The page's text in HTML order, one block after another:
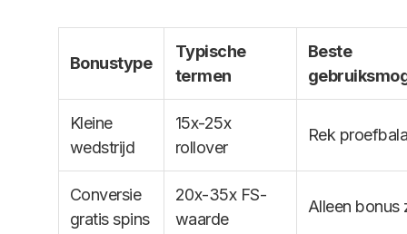
Bonustype
Typische
termen
Beste
Kleine
wedstrijd
15x-25x
rollover
Rek
Conversie
gratis spins
20x-35x FS-
waarde
Alleen bonus